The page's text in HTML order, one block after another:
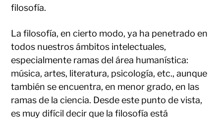
filosofía.
La filosofía, en cierto modo, ya ha penetrado en
todos nuestros ámbitos intelectuales,
especialmente ramas del área humanística:
música, artes, literatura, psicología, etc., aunque
también se encuentra, en menor grado, en las
ramas de la ciencia. Desde este punto de vista,
es muy difícil decir que la filosofía está